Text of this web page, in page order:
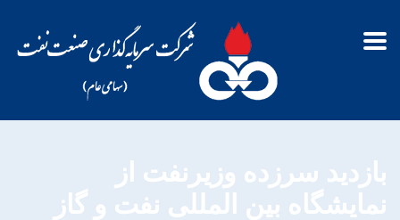
بازدید سرزده وزیرنفت از
نمایشگاه بین المللی نفت و گاز